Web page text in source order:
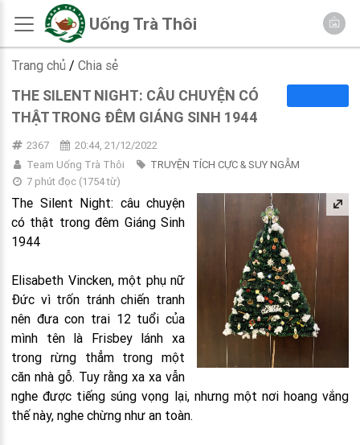
Uống Trà Thôi
Trang chủ / Chia sẻ
THE SILENT NIGHT: CÂU CHUYỆN CÓ
THẬT TRONG ĐÊM GIÁNG SINH 1944
2367
20:44, 21/12/2022
Team Uống Trà Thôi
TRUYỆN TÍCH CỰC & SUY NGẪM
7 phút đọc(1754từ)
The Silent Night: câu chuyện
có thật trong đêm Giáng Sinh
1944
Elisabeth Vincken, một phụ nữ
Đức vì trốn tránh chiến tranh
nên đưa con trai 12 tuổi của
mình tên là Frisbey lánh xa
trong rừng thẳm trong một
căn nhà gỗ. Tuy rằng xa xa vẫn
nghe được tiếng súng vọng lại, nhưng một nơi hoang vắng
thế này, nghe chừng như an toàn.